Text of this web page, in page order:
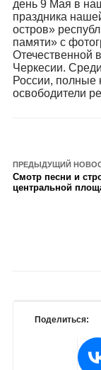
день 9 Мая в
праздника
остров»
памяти» с
Отечественной
Черкесии.
России,
освободители
ПРЕДЫДУЩИЙ
Смотр песни и
центральной
Поделиться: